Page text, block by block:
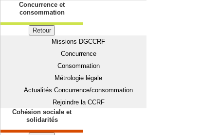
Concurrence et
consommation
Retour
Missions DGCCRF
Concurrence
Consommation
Métrologie légale
Actualités Concurrence/consommation
Rejoindre la CCRF
Cohésion sociale et
solidarités